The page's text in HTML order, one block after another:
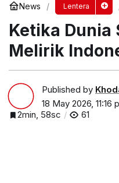
News Lentera
Ketika Dunia
Melirik
Published by
18 May 2026, 11:16
2min, 58sc
61